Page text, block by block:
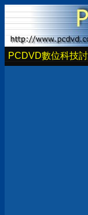
PCDVD數位科技